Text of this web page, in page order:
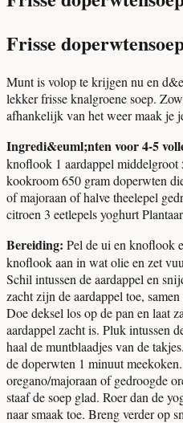
Frisse
Munt is volop te krijgen nu en
lekker frisse knalgroene soep.
afhankelijk van het weer maak je
Ingredi&euml;nten voor 4-5
knoflook 1 aardappel
kookroom 650 gram doperwten
of majoraan of halve theelepel
citroen 3 eetlepels yoghurt
Bereiding: Pel de ui en knoflook
knoflook aan in wat olie en zet
Schil intussen de aardappel en
zacht zijn de aardappel toe,
Doe deksel los op de pan en laat
aardappel zacht is. Pluk intussen
haal de muntblaadjes van de
de doperwten 1 minuut
oregano/majoraan of gedroogde
staaf de soep glad. Roer dan de
naar smaak toe. Breng verder op